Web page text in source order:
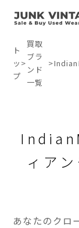
ト
ッ
プ
>
買取
ブラ
ンド
一覧
>
ィア
あなたのクロ